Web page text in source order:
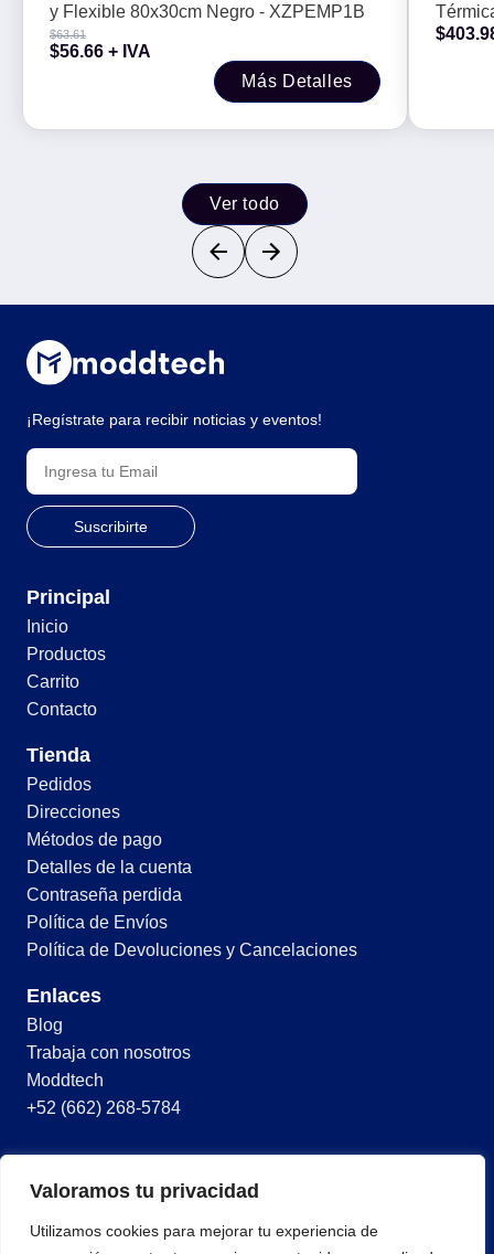
Valoramos tu privacidad
Utilizamos cookies para mejorar tu experiencia de
y Flexible 80x30cm Negro - XZPEMP1B
$63.61
$56.66 + IVA
Más Detalles
$
Ver todo
¡Regístrate para recibir noticias y eventos!
Principal
Inicio
Productos
Carrito
Contacto
Tienda
Pedidos
Direcciones
Métodos de pago
Detalles de la cuenta
Contraseña perdida
Política de Envíos
Política de Devoluciones y Cancelaciones
Enlaces
Blog
Trabaja con nosotros
Moddtech
+52 (662) 268-5784
© 2026 Todos los derechos reservados
Política de privacidad